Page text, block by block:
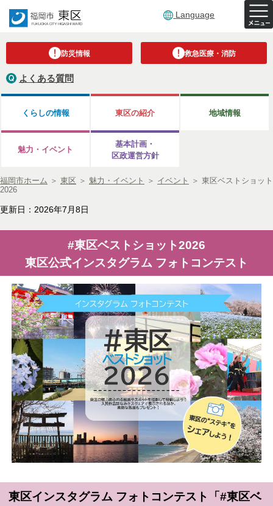
Language
防災情報 救急医療・消防
よくある質問
くらしの情報 東区の紹介 地域情報
魅力・イベント
基本計画・
区政運営方針
福岡市ホーム ＞ 東区 ＞ 魅力・イベント ＞ イベント ＞ 東区ベストショット
2026
更新日：2026年7月8日
#東区ベストショット2026
東区公式インスタグラム フォトコンテスト
東区インスタグラム フォトコンテスト「#東区ベ